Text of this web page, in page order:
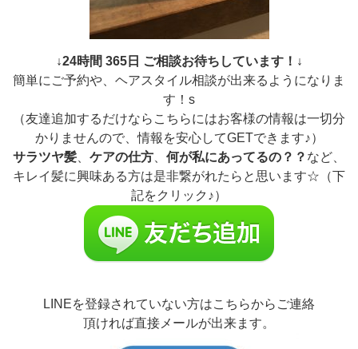
↓24時間 365日 ご相談お待ちしています！↓
簡単にご予約や、ヘアスタイル相談が出来るようになりま
す！s
（友達追加するだけならこちらにはお客様の情報は一切分
かりませんので、情報を安心してGETできます♪）
サラツヤ髪
ケアの仕方 何が私にあってるの？？ など、
キレイ髪に興味ある方は是非繋がれたらと思います☆（下
記をクリック♪）
LINEを登録されていない方はこちらからご連絡
頂ければ直接メールが出来ます。